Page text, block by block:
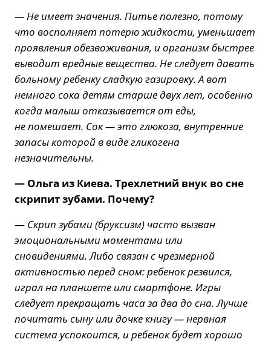
— Не имеет значения. Питье полезно, потому
что восполняет потерю жидкости, уменьшает
проявления обезвоживания, и организм быстрее
выводит вредные вещества. Не следует давать
больному ребенку сладкую газировку. А вот
немного сока детям старше двух лет, особенно
когда малыш отказывается от еды,
не помешает. Сок — это глюкоза, внутренние
запасы которой в виде гликогена
незначительны.
— Ольга из Киева. Трехлетний внук во сне
скрипит зубами. Почему?
— Скрип зубами (бруксизм) часто вызван
эмоциональными моментами или
сновидениями. Либо связан с чрезмерной
активностью перед сном: ребенок резвился,
играл на планшете или смартфоне. Игры
следует прекращать часа за два до сна. Лучше
почитать сыну или дочке книгу — нервная
система успокоится, и ребенок будет хорошо